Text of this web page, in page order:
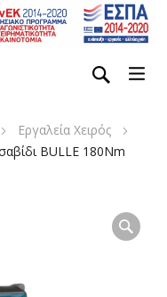
Εργαλεία Χειρός
BULLE 180Nm